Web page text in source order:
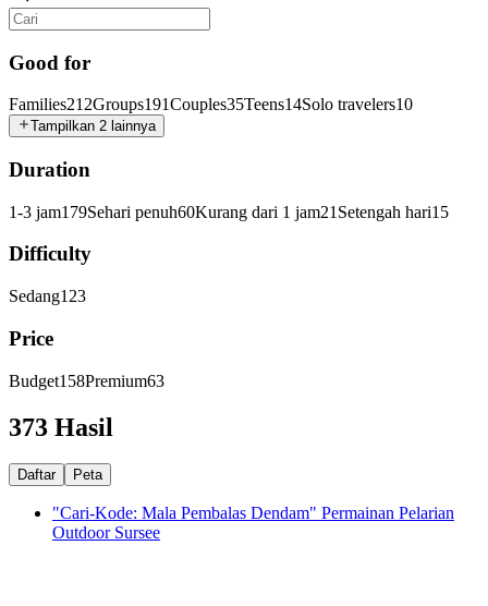
Good for
Families212Groups191Couples35Teens14Solo travelers10
Tampilkan 2 lainnya
Duration
1-3 jam179Sehari penuh60Kurang dari 1 jam21 Setengah hari15
Difficulty
Sedang123
Price
Budget158Premium63
373 Hasil
Daftar Peta
"Cari-Kode: Mala Pembalas Dendam" Permainan Pelarian
Outdoor Sursee